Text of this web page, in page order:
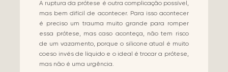
A ruptura da prótese é outra complicação possível,
mas bem difícil de acontecer. Para isso acontecer
é preciso um trauma muito grande para romper
essa prótese, mas caso aconteça, não tem risco
de um vazamento, porque o silicone atual é muito
coeso invés de líquido e o ideal é trocar a prótese,
mas não é uma urgência.